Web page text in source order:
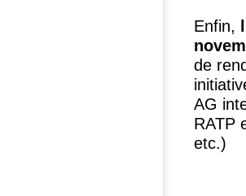
Enfin,
de
AG
RATP
etc.)